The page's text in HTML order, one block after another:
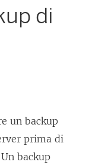
di
un backup
prima di
backup